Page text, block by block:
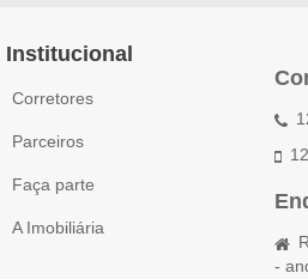
Institucional
Corretores
Parceiros
Faça parte
A Imobiliária
-